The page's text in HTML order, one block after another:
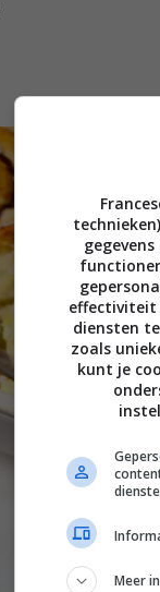
effectiviteit
diensten
zoals
kunt je
Meer